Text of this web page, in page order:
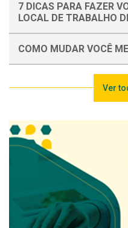
7 DICAS PARA FAZER
LOCAL DE TRABALHO
COMO MUDAR VOCÊ
Ver